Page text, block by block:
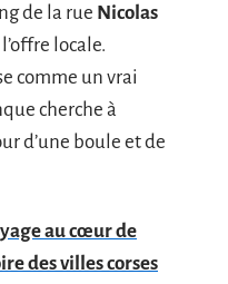
de la rue Nicolas
locale.
comme un vrai
cherche à
d’une boule et de
au cœur de
des villes corses